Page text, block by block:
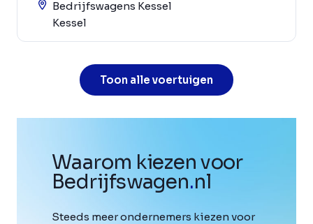
Bedrijfswagens Kessel
Kessel
Toon alle voertuigen
Waarom kiezen voor
Bedrijfswagen.nl
Steeds meer ondernemers kiezen voor